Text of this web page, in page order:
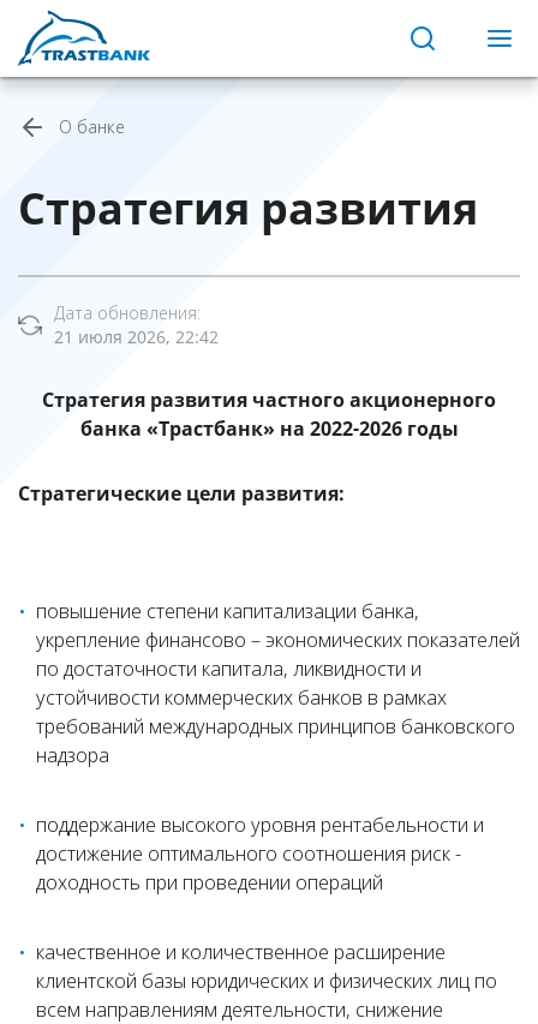
О банке
Стратегия развития
Дата обновления:
21 июля 2026, 22:42
Стратегия развития частного акционерного
банка «Трастбанк» на 2022-2026 годы
Стратегические цели развития:
повышение степени капитализации банка,
укрепление финансово – экономических показателей
по достаточности капитала, ликвидности и
устойчивости коммерческих банков в рамках
требований международных принципов банковского
надзора
поддержание высокого уровня рентабельности и
достижение оптимального соотношения риск -
доходность при проведении операций
качественное и количественное расширение
клиентской базы юридических и физических лиц по
всем направлениям деятельности, снижение